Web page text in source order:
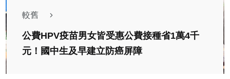
較舊
公費HPV疫苗男女皆受惠公費接種省1萬4千
元！國中生及早建立防癌屏障